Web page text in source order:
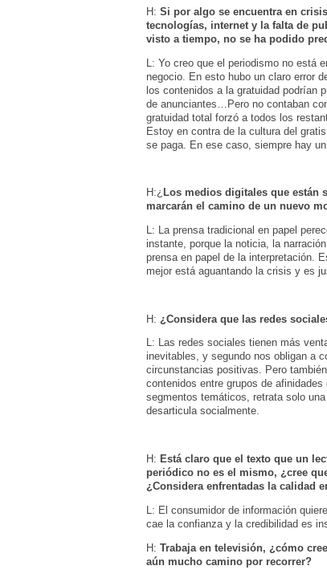
H: Si por algo se encuentra en
tecnologías, internet y la falta de
visto a tiempo, no se ha podido
L: Yo creo que el periodismo no está
negocio. En esto hubo un claro error
los contenidos a la gratuidad podrían
de anunciantes…Pero no contaban
gratuidad total forzó a todos los
Estoy en contra de la cultura del
se paga. En ese caso, siempre hay
H:¿ Los medios digitales que están
marcarán el camino de un nuevo
L: La prensa tradicional en papel
instante, porque la noticia, la
prensa en papel de la interpretación.
mejor está aguantando la crisis y es
H: ¿Considera que las redes
L: Las redes sociales tienen más
inevitables, y segundo nos obligan a
circunstancias positivas. Pero
contenidos entre grupos de
segmentos temáticos, retrata solo
desarticula socialmente.
H: Está claro que el texto que un
periódico no es el mismo, ¿cree
¿Considera enfrentadas la calidad
L: El consumidor de información
cae la confianza y la credibilidad es
H: Trabaja en televisión, ¿cómo
aún mucho camino por recorrer?